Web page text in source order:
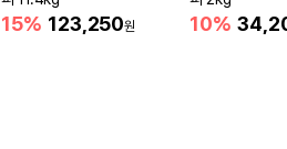
15% 123,250원 10%